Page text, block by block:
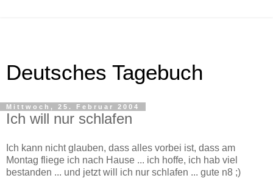
Deutsches Tagebuch
Mittwoch, 25. Februar 2004
Ich will nur schlafen
Ich kann nicht glauben, dass alles vorbei ist, dass am
Montag fliege ich nach Hause ... ich hoffe, ich hab viel
bestanden ... und jetzt will ich nur schlafen ... gute n8 ;)